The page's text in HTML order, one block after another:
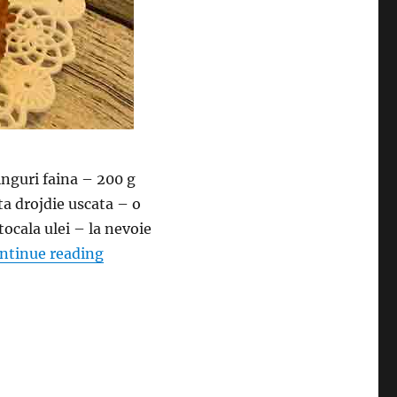
faina – 200 g
drojdie uscata – o
ulei – la nevoie
reading“Clatite cu mere si scortisoara –